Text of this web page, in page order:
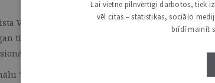
Vārds” ir Latvijas spēcīgākais tieslietu
tiesās, gan ikdienas darbā. Žurnāla digitālais
kompetences pilnveide.
“Jurista Vārds” var iegādāties
Lai vietne pilnvērtīgi darbotos, tiek
vēl citas – statistikas, sociālo
brīdī mainīt